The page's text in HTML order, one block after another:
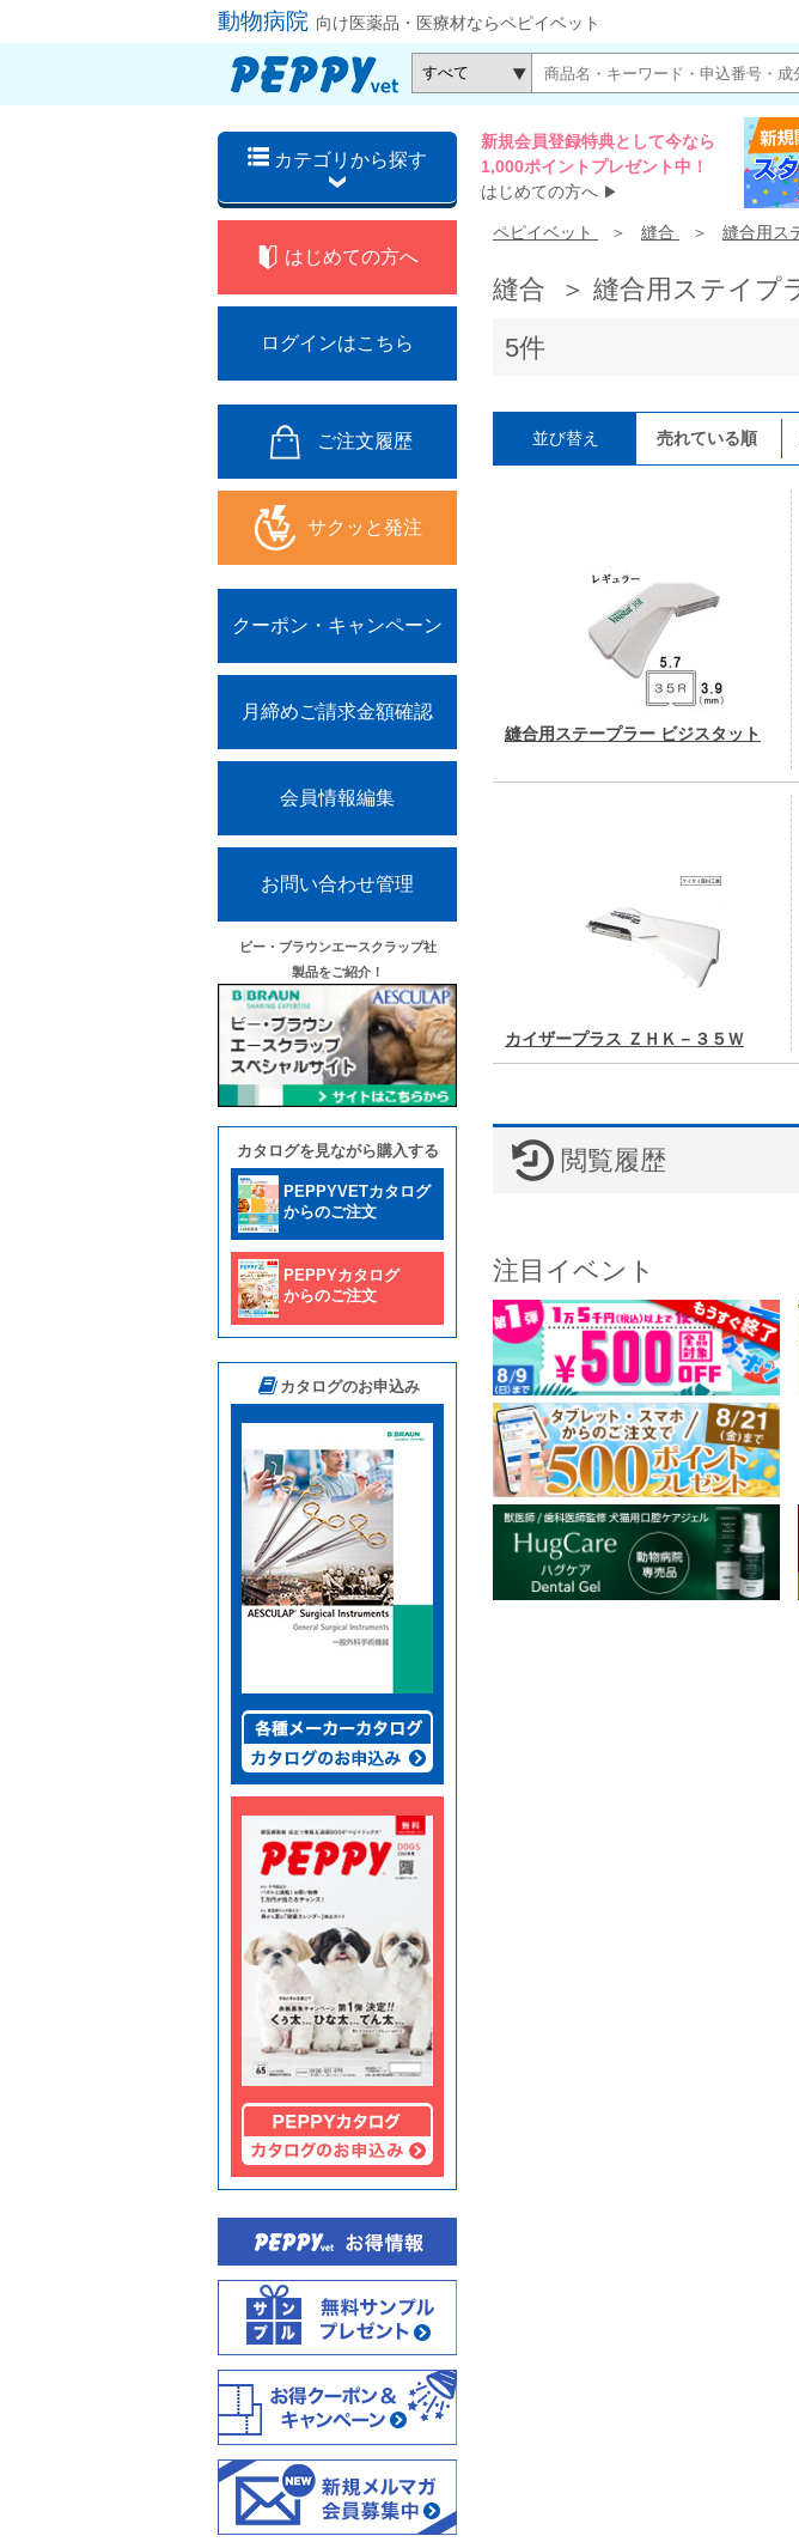
動物病院 向け医薬品・医療材ならペピイベット
カテゴリから探す
新規会員登録特典として今なら
1,000ポイントプレゼント中！
はじめての方へ ▶
はじめての方へ
ログインはこちら
ご注文履歴
サクッと発注
クーポン・キャンペーン
月締めご請求金額確認
会員情報編集
お問い合わせ管理
ビー・ブラウンエースクラップ社
製品をご紹介！
カタログを見ながら購入する
PEPPYVETカタログ
からのご注文
PEPPYカタログ
からのご注文
カタログのお申込み
ペピイベット 縫合 縫合用ス
縫合 ＞ 縫合用ステイプ
5件
並び替え 売れている順
縫合用ステープラー ビジスタット
カイザープラス ＺＨＫ－３５Ｗ
閲覧履歴
注目イベント